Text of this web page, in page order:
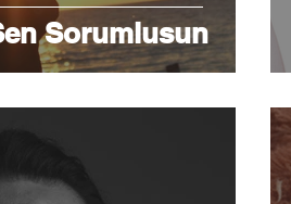
Sorumlusun